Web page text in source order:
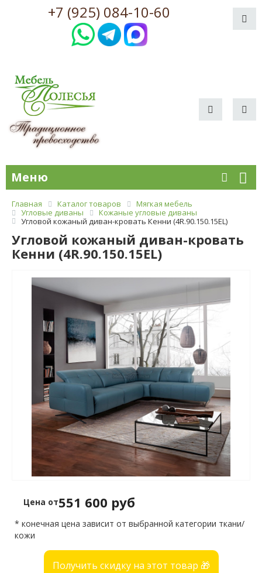
+7 (925) 084-10-60
Меню
Главная Каталог товаров
Мягкая мебель
Угловые диваны
Кожаные угловые диваны
Угловой кожаный диван-кровать Кенни (4R.90.150.15EL)
Угловой кожаный диван-кровать
Кенни (4R.90.150.15EL)
Цена от551 600 руб
* конечная цена зависит от выбранной категории ткани/
кожи
Получить скидку на этот товар 🎁